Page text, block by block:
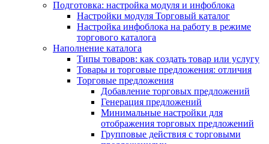
Подготовка: настройка модуля и инфоблока
Настройки модуля Торговый каталог
Настройка инфоблока на работу в режиме
торгового каталога
Наполнение каталога
Типы товаров: как создать товар или услугу
Товары и торговые предложения: отличия
Торговые предложения
Добавление торговых предложений
Генерация предложений
Минимальные настройки для
отображения торговых предложений
Групповые действия с торговыми